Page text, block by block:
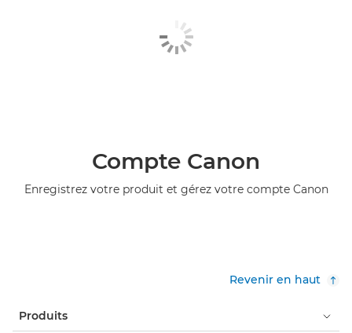
Compte Canon
Enregistrez votre produit et gérez votre compte Canon
Revenir en haut
Produits